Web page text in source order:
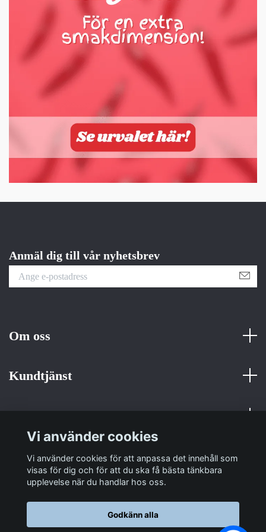
Anmäl dig till vår nyhetsbrev
Om oss
Kundtjänst
Sociala medier
Vi använder cookies
Vi använder cookies för att anpassa det innehåll som
visas för dig och för att du ska få bästa tänkbara
upplevelse när du handlar hos oss.
Godkänn alla